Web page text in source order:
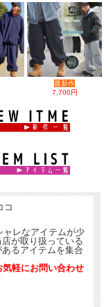
最新作
7,700円
ャレなアイテムが少
が取り扱っている
るアイテムを集合
軽にお問い合わせ